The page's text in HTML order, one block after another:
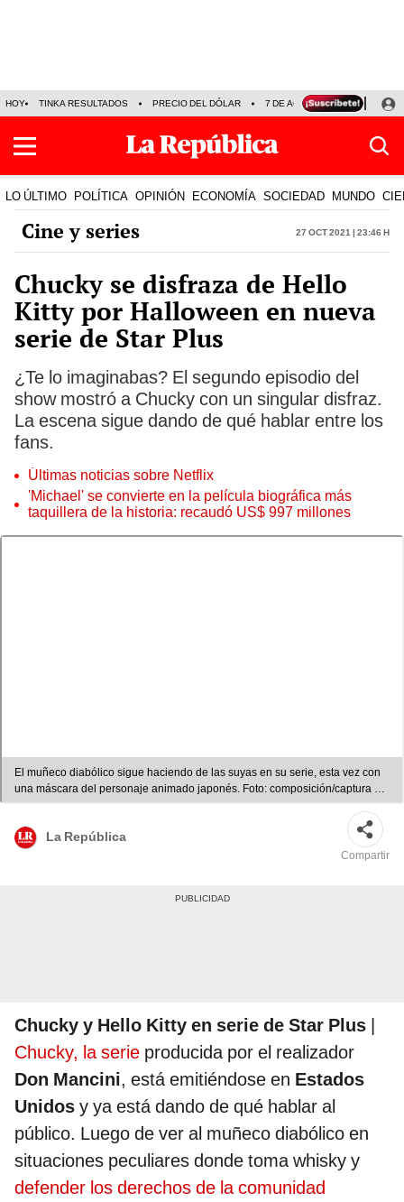
HOY TINKA RESULTADOS PRECIO DEL DÓLAR 7 DE AGOSTO OLLANTA
LO ÚLTIMO POLÍTICA OPINIÓN ECONOMÍA SOCIEDAD MUNDO
Cine y series 27 Oct 2021 | 23:46 h
Chucky se disfraza de Hello
Kitty por Halloween en nueva
serie de Star Plus
¿Te lo imaginabas? El segundo episodio del
show mostró a Chucky con un singular disfraz.
La escena sigue dando de qué hablar entre los
fans.
Últimas noticias sobre Netflix
'Michael' se convierte en la película biográfica más
taquillera de la historia: recaudó US$ 997 millones
El muñeco diabólico sigue haciendo de las suyas en su serie, esta vez con
una máscara del personaje animado japonés. Foto: composición/captura de
Twitter
La República
Compartir
Chucky y Hello Kitty en serie de Star Plus |
Chucky, la serie producida por el realizador
Don Mancini, está emitiéndose en Estados
Unidos y ya está dando de qué hablar al
público. Luego de ver al muñeco diabólico en
situaciones peculiares donde toma whisky y
defender los derechos de la comunidad